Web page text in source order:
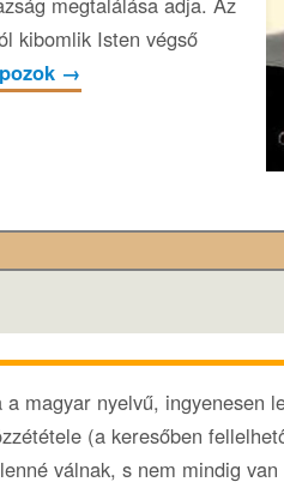
kibomlik Isten végső
→
a magyar nyelvű, ingyenesen
(a keresőben
válnak, s nem mindig